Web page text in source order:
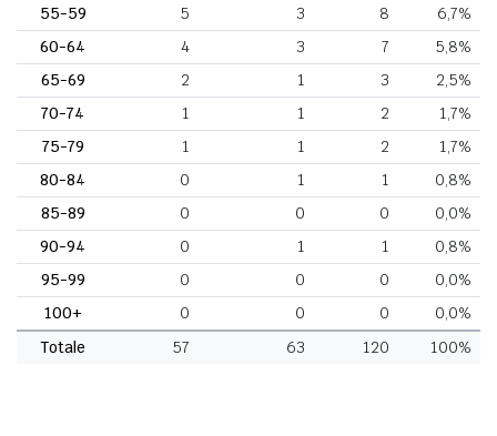
55-59
5 3 8
6,7%
60-64
4 3 7
5,8%
65-69
2 1 3
2,5%
70-74
1 1 2
1,7%
75-79
1 1 2
1,7%
80-84
0 1 1
0,8%
85-89
0 0 0
0,0%
90-94
0 1 1
0,8%
95-99
0 0 0
0,0%
100+
0 0 0
0,0%
Totale
57 63 120 100%